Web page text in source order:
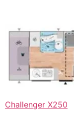
Challenger X250